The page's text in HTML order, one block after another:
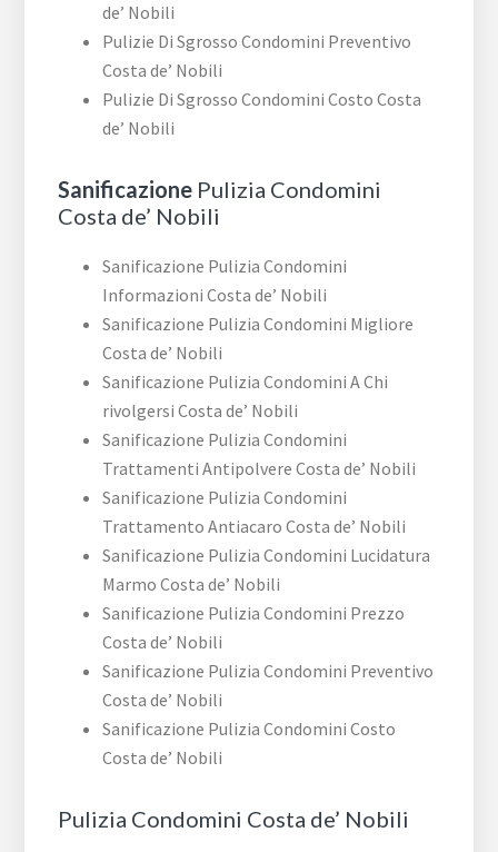
de’ Nobili
Pulizie Di Sgrosso Condomini Preventivo
Costa de’ Nobili
Pulizie Di Sgrosso Condomini Costo Costa
de’ Nobili
Sanificazione Pulizia Condomini
Costa de’ Nobili
Sanificazione Pulizia Condomini
Informazioni Costa de’ Nobili
Sanificazione Pulizia Condomini Migliore
Costa de’ Nobili
Sanificazione Pulizia Condomini A Chi
rivolgersi Costa de’ Nobili
Sanificazione Pulizia Condomini
Trattamenti Antipolvere Costa de’ Nobili
Sanificazione Pulizia Condomini
Trattamento Antiacaro Costa de’ Nobili
Sanificazione Pulizia Condomini Lucidatura
Marmo Costa de’ Nobili
Sanificazione Pulizia Condomini Prezzo
Costa de’ Nobili
Sanificazione Pulizia Condomini Preventivo
Costa de’ Nobili
Sanificazione Pulizia Condomini Costo
Costa de’ Nobili
Pulizia Condomini Costa de’ Nobili